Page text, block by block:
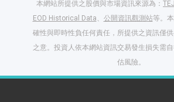
本網站所提供之股價與市場資訊來源為：
EOD Historical Data、 公開資訊觀測站等。
確性與即時性負任何責任，所提供之資訊僅
之意。投資人依本網站資訊交易發生損失需
估風險。